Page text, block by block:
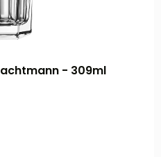
- 309ml